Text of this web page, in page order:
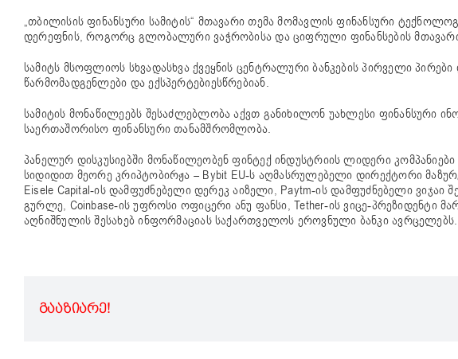
„თბილისის ფინანსური სამიტის“ მთავარი თემა მომავლის ფინანსური
დერეფნის, როგორც გლობალური ვაჭრობისა და ციფრული ფინანსების მთავარი
სამიტს მსოფლიოს სხვადასხვა ქვეყნის ცენტრალური ბანკების პირველი
წარმომადგენლები და ექსპერტებიესწრებიან.
სამიტის მონაწილეებს შესაძლებლობა აქვთ განიხილონ უახლესი ფინანსური
საერთაშორისო ფინანსური თანამშრომლობა.
პანელურ დისკუსიებში მონაწილეობენ ფინტექ ინდუსტრიის ლიდერი
სიდიდით მეორე კრიპტობირჟა – Bybit EU-ს აღმასრულებელი დირექტორი
Eisele Capital-ის დამფუძნებელი დერეკ აიზელი, Paytm-ის დამფუძნებელი ვიჯაი
გურლე, Coinbase-ის უფროსი ოფიცერი ანუ ფანსი, Tether-ის ვიცე-პრეზიდენტი
აღნიშნულის შესახებ ინფორმაციას საქართველოს ეროვნული ბანკი ავრცელებს.
ᲒᲐᲐᲖᲘᲐᲠᲔ!